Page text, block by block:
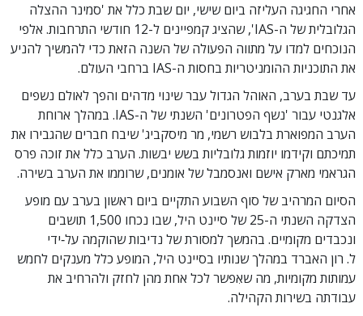
אחרי החגיגה העליזה ביום שישי, יום שבת כלל את 'סמינר ההצלה
הגלובלית של ה-IAS', שהציג קמפיינים ל-12 חודשי התרחבות. אלפי
הנוכחים למדו על מתווה הפעולה של השנה הזאת כדי להמשיך להניע
את התוכניות ההומניטריות בחסות ה-IAS ברחבי העולם.
עד שבת בערב, האוהל הגדול עבר שינוי מדהים והפך לאולם נשפים
אלגנטי עבור 'נשף הפטרונים' השנתי של ה-IAS. במהלך ארוחת
הערב המפוארת בלבוש רשמי, מר מיסקביג' שיבח חברים שהגבירו את
תמיכתם וקידמו יוזמות גלובליות בשש יבשות. הערב כלל את זוכה פרס
הגראמי מארק אישם ואנסמבל של אומנים, שרוממו את הערב בשירה.
הסיום המרהיב של סוף השבוע התקיים ביום ראשון בערב עם מופע
הצדקה השנתי ה-25 של סיינט היל, שבו נכחו 1,500 תושבים
ונכבדים מקומיים. בהמשך למסורת של נדיבות שהוקמה על‑ידי
ל. רון האברד במהלך שנותיו בסיינט היל, המופע כלל מענקים לחמש
עמותות מקומיות, מה שאִפשר לכל אחת מהן לחזק ולהרחיב את
עבודתה בשירות הקהילה.